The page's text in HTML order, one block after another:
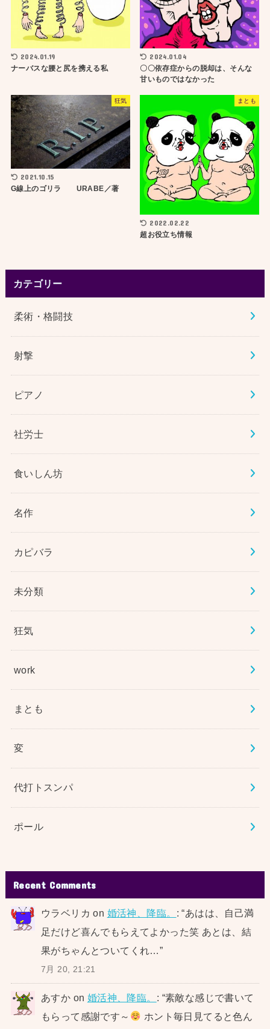
2024.01.19
ナーバスな腰と尻を携える私
2024.01.04
〇〇依存症からの脱却は、そんな
甘いものではなかった
狂気
2021.10.15
G線上のゴリラ URABE／著
まとも
2022.02.22
超お役立ち情報
カテゴリー
柔術・格闘技
射撃
ピアノ
社労士
食いしん坊
名作
カピバラ
未分類
狂気
work
まとも
変
代打トスンパ
ポール
Recent Comments
ウラベリカ on 婚活神、降臨。 : “あはは、自己満
足だけど喜んでもらえてよかった笑 あとは、結
果がちゃんとついてくれ… ”
7月 20, 21:21
あすか on 婚活神、降臨。 : “素敵な感じで書いて
もらって感謝です～
ホント毎日見てると色ん